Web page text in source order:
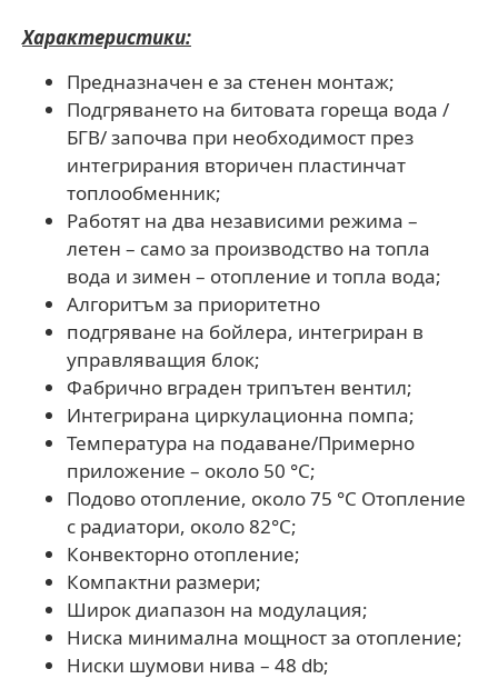
Характеристики:
Предназначен е за стенен монтаж;
Подгряването на битовата гореща вода /
БГВ/ започва при необходимост през
интегрирания вторичен пластинчат
топлообменник;
Работят на два независими режима –
летен – само за производство на топла
вода и зимен – отопление и топла вода;
Алгоритъм за приоритетно
подгряване на бойлера, интегриран в
управляващия блок;
Фабрично вграден трипътен вентил;
Интегрирана циркулационна помпа;
Температура на подаване/Примерно
приложение – около 50 °C;
Подово отопление, около 75 °C Отопление
с радиатори, около 82°C;
Конвекторно отопление;
Компактни размери;
Широк диапазон на модулация;
Ниска минимална мощност за отопление;
Ниски шумови нива – 48 db;